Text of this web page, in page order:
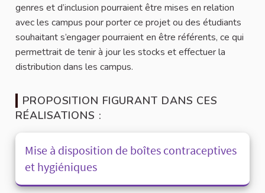
genres et d’inclusion pourraient être mises en relation
avec les campus pour porter ce projet ou des étudiants
souhaitant s’engager pourraient en être référents, ce qui
permettrait de tenir à jour les stocks et effectuer la
distribution dans les campus.
PROPOSITION FIGURANT DANS CES
RÉALISATIONS :
Mise à disposition de boîtes contraceptives
et hygiéniques